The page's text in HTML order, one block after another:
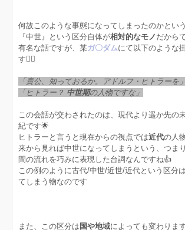
何故このような事態になってしまったのかとい
『中世』という区分自体が相対的なモノ だから
有名な話ですが、某ガ〇ダムにて以下のような
す👇🏻
「貴公、知っておるか。アドルフ・ヒトラーを」
「ヒトラー？ 中世期の人物ですな」
この会話が交わされたのは、現代より遥か先の
紀です︎🌟
ヒトラーと言うと現在からの視点では近代の人
来から見れば中世になってしまうという、つま
間の流れを巧みに表現した台詞なんですね👍
この例のように古代/中世/近世/近代という区分
てしまう物なのです
また、この区分は 国や地域によっても変わりま